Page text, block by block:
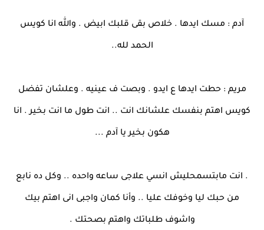
آدم : مسك ايدها . خلاص بقى قلبك ابيض . والله انا كويس
الحمد لله..
مريم : حطت ايدها ع ايدو . وبصت ف عينيه . وعلشان تفضل
كويس اهتم بنفسك علشانك انت .. انت طول ما انت بخير . انا
هكون بخير يا آدم ...
. انت مابتسمحليش انسي علاجى ساعه واحده .. وكل ده نابع
من حبك ليا وخوفك عليا .. وأنا كمان واجبى انى اهتم بيك
واشوف طلباتك واهتم بصحتك .